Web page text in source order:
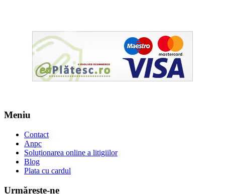
Meniu
Contact
Anpc
Soluționarea online a litigiilor
Blog
Plata cu cardul
Urmăreşte-ne